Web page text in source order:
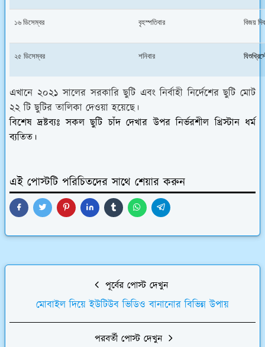
১৬ ডিসেম্বর বৃহস্পতিবার বিজয়
২৫ ডিসেম্বর শনিবার
এখানে ২০২১ সালের সরকারি ছুটি এবং নির্বাহী নির্দেশের ছুটি মোট
২২ টি ছুটির তালিকা দেওয়া হয়েছে।
বিশেষ দ্রষ্টব্যঃ সকল ছুটি চাঁদ দেখার উপর নির্ভরশীল খ্রিস্টান ধর্ম
ব্যতিত।
এই পোস্টটি পরিচিতদের সাথে শেয়ার করুন
পূর্বের পোস্ট দেখুন
মোবাইল দিয়ে ইউটিউব ভিডিও বানানোর বিভিন্ন উপায়
পরবর্তী পোস্ট দেখুন